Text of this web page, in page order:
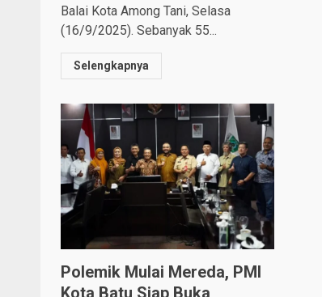
Balai Kota Among Tani, Selasa
(16/9/2025). Sebanyak 55...
Selengkapnya
Polemik Mulai Mereda, PMI
Kota Batu Siap Buka